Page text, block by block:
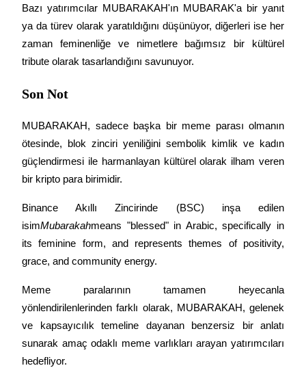
Bazı yatırımcılar MUBARAKAH'ın MUBARAK'a bir yanıt
ya da türev olarak yaratıldığını düşünüyor, diğerleri ise her
zaman feminenliğe ve nimetlere bağımsız bir kültürel
tribute olarak tasarlandığını savunuyor.
Son Not
MUBARAKAH, sadece başka bir meme parası olmanın
ötesinde, blok zinciri yeniliğini sembolik kimlik ve kadın
güçlendirmesi ile harmanlayan kültürel olarak ilham veren
bir kripto para birimidir.
Binance Akıllı Zincirinde (BSC) inşa edilen
isimMubarakahmeans "blessed" in Arabic, specifically in
its feminine form, and represents themes of positivity,
grace, and community energy.
Meme paralarının tamamen heyecanla
yönlendirilenlerinden farklı olarak, MUBARAKAH, gelenek
ve kapsayıcılık temeline dayanan benzersiz bir anlatı
sunarak amaç odaklı meme varlıkları arayan yatırımcıları
hedefliyor.